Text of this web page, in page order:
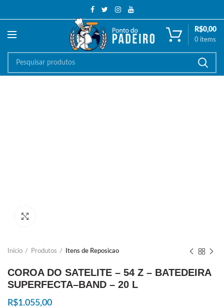
0 items
R$0,00
Início Produtos Itens de Reposicao
COROA DO SATELITE – 54 Z – BATEDEIRA
SUPERFECTA–BAND – 20 L
R$1.055,00